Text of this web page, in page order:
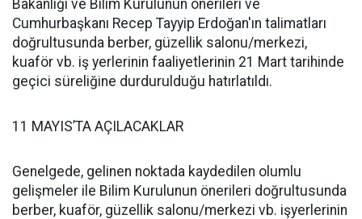
Bakanlığı ve Bilim Kurulunun önerileri ve
Cumhurbaşkanı Recep Tayyip Erdoğan'ın talimatları
doğrultusunda berber, güzellik salonu/merkezi,
kuaför vb. iş yerlerinin faaliyetlerinin 21 Mart tarihinde
geçici süreliğine durdurulduğu hatırlatıldı.
11 MAYIS’TA AÇILACAKLAR
Genelgede, gelinen noktada kaydedilen olumlu
gelişmeler ile Bilim Kurulunun önerileri doğrultusunda
berber, kuaför, güzellik salonu/merkezi vb. işyerlerinin